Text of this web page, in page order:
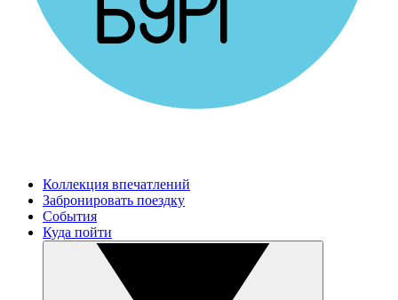
Коллекция впечатлений
Забронировать поездку
События
Куда пойти